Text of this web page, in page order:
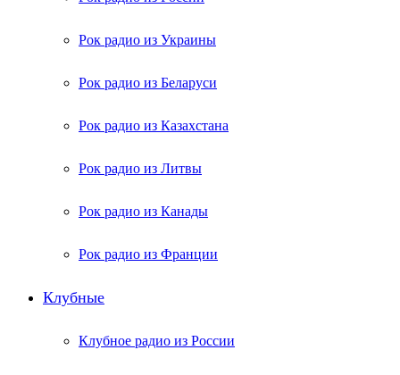
Рок радио из Украины
Рок радио из Беларуси
Рок радио из Казахстана
Рок радио из Литвы
Рок радио из Канады
Рок радио из Франции
Клубные
Клубное радио из России